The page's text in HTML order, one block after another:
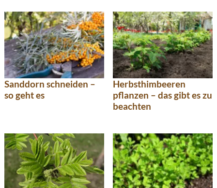
Sanddorn schneiden –
so geht es
Herbsthimbeeren
pflanzen – das gibt es zu
beachten